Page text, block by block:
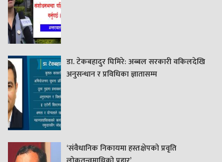
डा. टेकबहादुर घिमिरे: अब्बल सरकारी वकिलदेखि
अनुसन्धान र प्रविधिका ज्ञातासम्म
‘संवैधानिक निकायमा हस्तक्षेपको प्रवृति